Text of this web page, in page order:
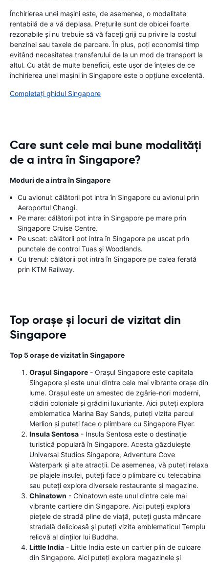
Închirierea unei mașini este, de asemenea, o modalitate
rentabilă de a vă deplasa. Prețurile sunt de obicei foarte
rezonabile și nu trebuie să vă faceți griji cu privire la costul
benzinei sau taxele de parcare. În plus, poți economisi timp
evitând necesitatea transferului de la un mod de transport la
altul. Cu atât de multe beneficii, este ușor de înțeles de ce
închirierea unei mașini în Singapore este o opțiune excelentă.
Completați ghidul Singapore
Care sunt cele mai bune modalități
de a intra în Singapore?
Moduri de a intra în Singapore
Cu avionul: călătorii pot intra în Singapore cu avionul prin
Aeroportul Changi.
Pe mare: călătorii pot intra în Singapore pe mare prin
Singapore Cruise Centre.
Pe uscat: călătorii pot intra în Singapore pe uscat prin
punctele de control Tuas și Woodlands.
Cu trenul: călătorii pot intra în Singapore pe calea ferată
prin KTM Railway.
Top orașe și locuri de vizitat din
Singapore
Top 5 orașe de vizitat în Singapore
Orașul Singapore - Orașul Singapore este capitala
Singapore și este unul dintre cele mai vibrante orașe din
lume. Orașul este un amestec de zgârie-nori moderni,
clădiri coloniale și grădini luxuriante. Aici puteți explora
emblematica Marina Bay Sands, puteți vizita parcul
Merlion și puteți face o plimbare cu Singapore Flyer.
Insula Sentosa - Insula Sentosa este o destinație
turistică populară în Singapore. Acesta găzduiește
Universal Studios Singapore, Adventure Cove
Waterpark și alte atracții. De asemenea, vă puteți relaxa
pe plajele insulei, puteți face o plimbare cu telecabina
sau puteți explora diversele restaurante și magazine.
Chinatown - Chinatown este unul dintre cele mai
vibrante cartiere din Singapore. Aici puteți explora
piețele de stradă pline de viață, puteți gusta mâncare
stradală delicioasă și puteți vizita emblematicul Templu
relicvă al dinților lui Buddha.
Little India - Little India este un cartier plin de culoare
din Singapore. Aici puteți explora magazinele și